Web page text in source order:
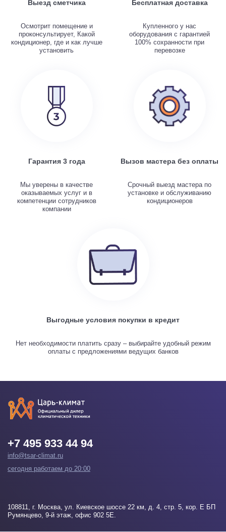
Выезд сметчика
Осмотрит помещение и
проконсультирует, Какой
кондиционер, где и как лучше
установить
Бесплатная доставка
Купленного у нас
оборудования с гарантией
100% сохранности при
перевозке
Гарантия 3 года
Мы уверены в качестве
оказываемых услуг и в
компетенции сотрудников
компании
Вызов мастера без оплаты
Срочный выезд мастера по
установке и обслуживанию
кондиционеров
Выгодные условия покупки в кредит
Нет необходимости платить сразу – выбирайте удобный режим
оплаты с предложениями ведущих банков
+7 495 933 44 94
info@tsar-climat.ru
сегодня работаем до 20:00
108811, г. Москва, ул. Киевское шоссе 22 км, д. 4, стр. 5, кор. Е БП
Румянцево, 9-й этаж, офис 902 5Е.